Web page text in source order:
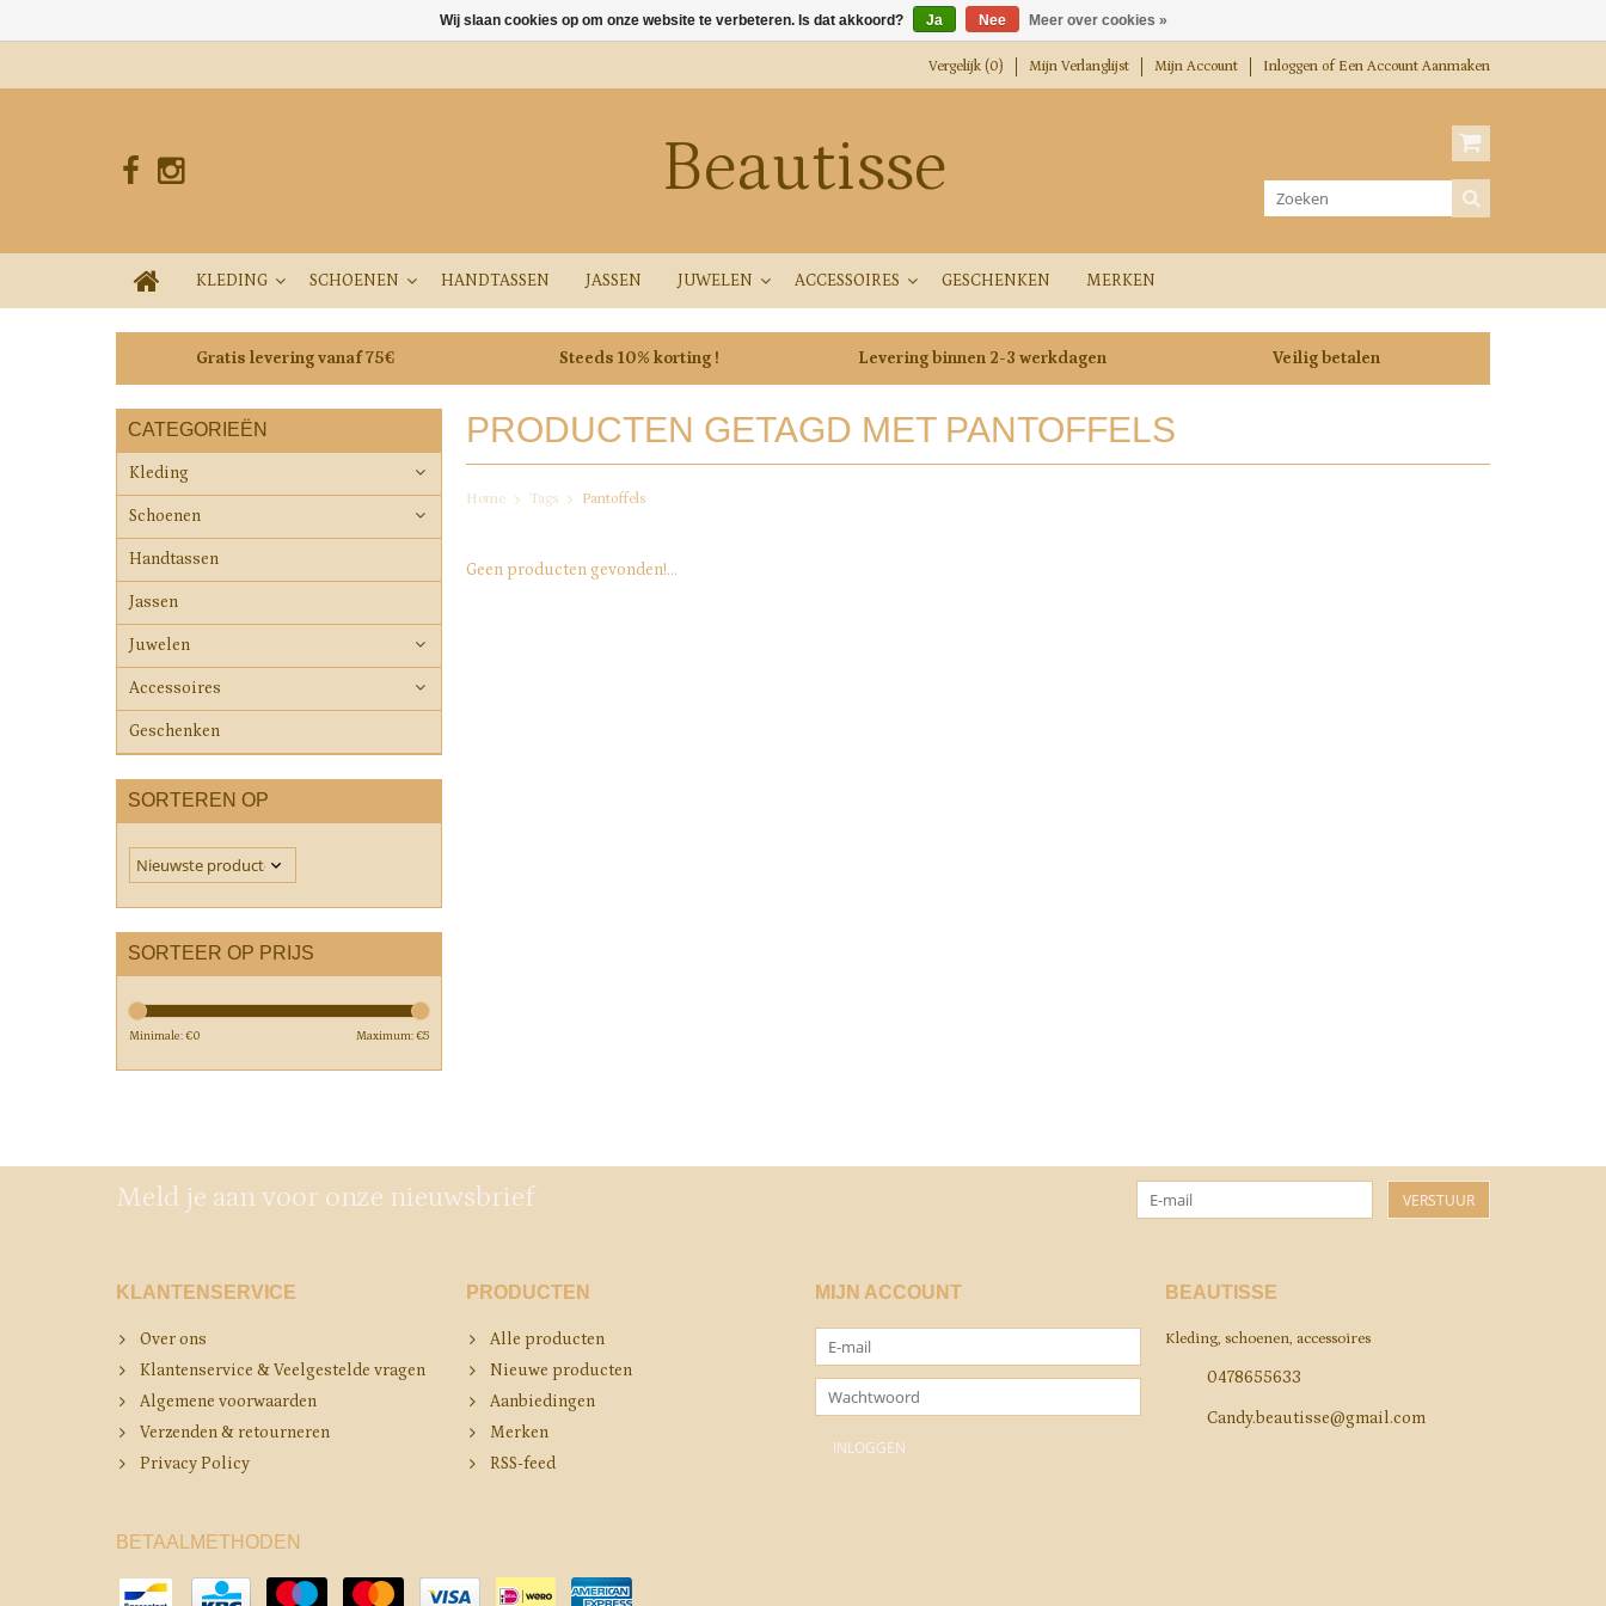
Vergelijk (0) Mijn Verlanglijst Mijn Account Inloggen of Een Account Aanmaken
Beautisse
KLEDING SCHOENEN HANDTASSEN JASSEN JUWELEN ACCESSOIRES GESCHENKEN MERKEN
Gratis levering vanaf 75€ Steeds 10% korting ! Levering binnen 2-3 werkdagen Veilig betalen
CATEGORIEËN
Kleding
Schoenen
Handtassen
Jassen
Juwelen
Accessoires
Geschenken
SORTEREN OP
SORTEER OP PRIJS
Minimale: €0 Maximum: €5
PRODUCTEN GETAGD MET PANTOFFELS
Home Tags Pantoffels
Geen producten gevonden!...
Meld je aan voor onze nieuwsbrief VERSTUUR
KLANTENSERVICE
Over ons
Klantenservice & Veelgestelde vragen
Algemene voorwaarden
Verzenden & retourneren
Privacy Policy
PRODUCTEN
Alle producten
Nieuwe producten
Aanbiedingen
Merken
RSS-feed
MIJN ACCOUNT BEAUTISSE
Kleding, schoenen, accessoires
0478655633
Candy.beautisse@gmail.com
BETAALMETHODEN
Wij slaan cookies op om onze website te verbeteren. Is dat akkoord? Ja Nee Meer over cookies »